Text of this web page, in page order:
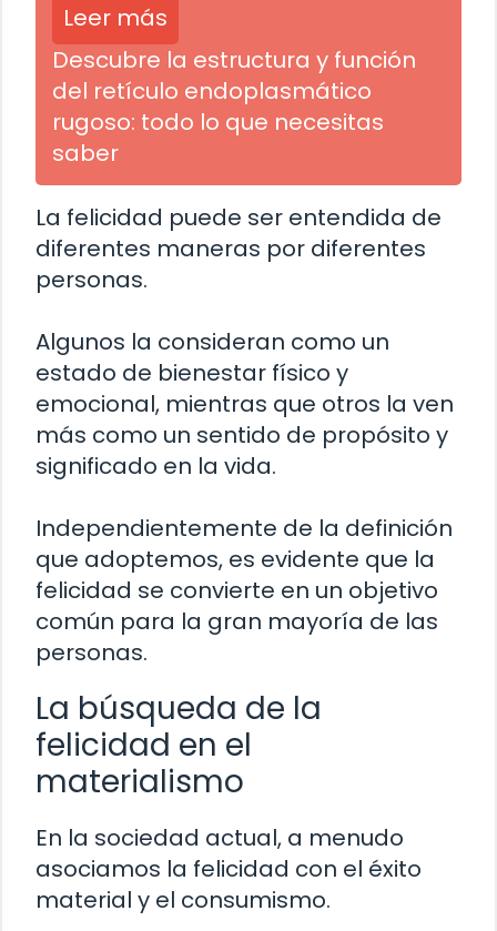
Leer más
Descubre la estructura y función
del retículo endoplasmático
rugoso: todo lo que necesitas
saber
La felicidad puede ser entendida de
diferentes maneras por diferentes
personas.
Algunos la consideran como un
estado de bienestar físico y
emocional, mientras que otros la ven
más como un sentido de propósito y
significado en la vida.
Independientemente de la definición
que adoptemos, es evidente que la
felicidad se convierte en un objetivo
común para la gran mayoría de las
personas.
La búsqueda de la
felicidad en el
materialismo
En la sociedad actual, a menudo
asociamos la felicidad con el éxito
material y el consumismo.